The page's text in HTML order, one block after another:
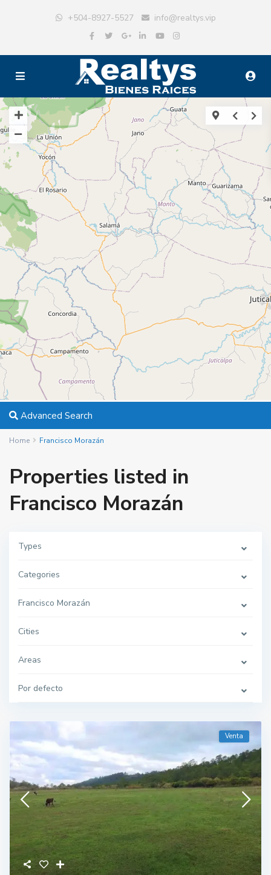
+504-8927-5527 info@realtys.vip
Advanced Search
Home Francisco Morazán
Properties listed in
Francisco Morazán
Types
Categories
Francisco Morazán
Cities
Areas
Por defecto
Venta